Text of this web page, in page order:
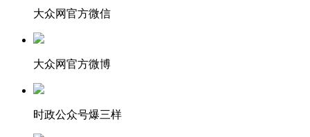
大众网官方微信
大众网官方微博
时政公众号爆三样